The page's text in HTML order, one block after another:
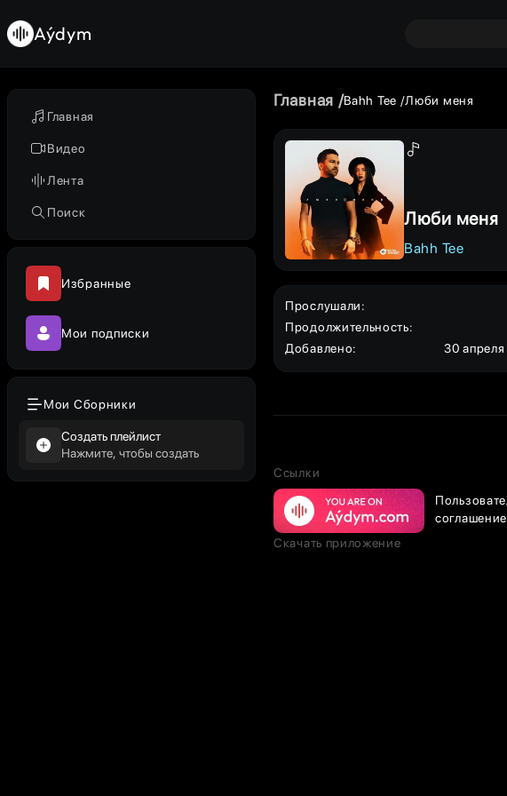
Главная
Видео
Лента
Поиск
Избранные
Мои подписки
Мои Сборники
Создать плейлист
Нажмите, чтобы создать
Aýdym
Главная Bahh Tee Люби меня
Люби меня
Bahh Tee
Прослушали:
Продолжительность:
Добавлено: 30
Ссылки
соглашение
Скачать приложение